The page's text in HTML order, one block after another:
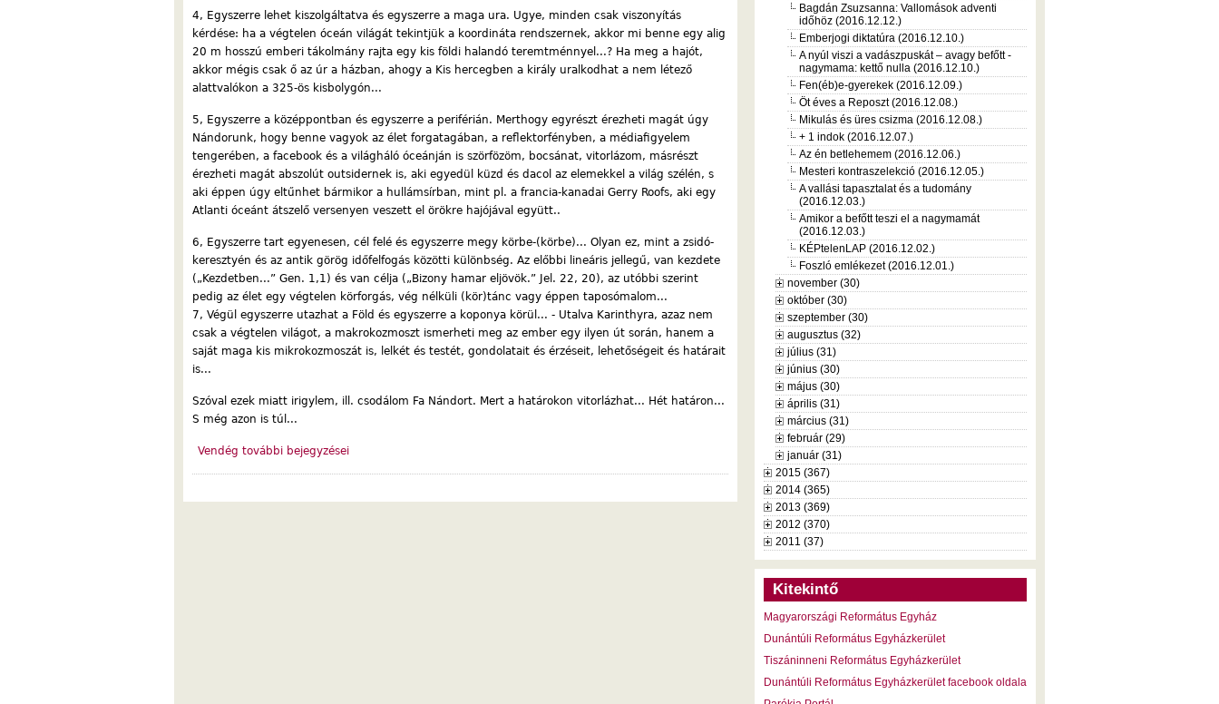
4, Egyszerre lehet kiszolgáltatva és egyszerre a maga ura. Ugye, minden csak viszonyítás
kérdése: ha a végtelen óceán világát tekintjük a koordináta rendszernek, akkor mi benne egy alig
20 m hosszú emberi tákolmány rajta egy kis földi halandó teremtménnyel...? Ha meg a hajót,
akkor mégis csak ő az úr a házban, ahogy a Kis hercegben a király uralkodhat a nem létező
alattvalókon a 325-ös kisbolygón...
5, Egyszerre a középpontban és egyszerre a periférián. Merthogy egyrészt érezheti magát úgy
Nándorunk, hogy benne vagyok az élet forgatagában, a reflektorfényben, a médiafigyelem
tengerében, a facebook és a világháló óceánján is szörfözöm, bocsánat, vitorlázom, másrészt
érezheti magát abszolút outsidernek is, aki egyedül küzd és dacol az elemekkel a világ szélén, s
aki éppen úgy eltűnhet bármikor a hullámsírban, mint pl. a francia-kanadai Gerry Roofs, aki egy
Atlanti óceánt átszelő versenyen veszett el örökre hajójával együtt..
6, Egyszerre tart egyenesen, cél felé és egyszerre megy körbe-(körbe)... Olyan ez, mint a zsidó-
keresztyén és az antik görög időfelfogás közötti különbség. Az előbbi lineáris jellegű, van kezdete
(„Kezdetben...” Gen. 1,1) és van célja („Bizony hamar eljövök.” Jel. 22, 20), az utóbbi szerint
pedig az élet egy végtelen körforgás, vég nélküli (kör)tánc vagy éppen taposómalom...
7, Végül egyszerre utazhat a Föld és egyszerre a koponya körül... - Utalva Karinthyra, azaz nem
csak a végtelen világot, a makrokozmoszt ismerheti meg az ember egy ilyen út során, hanem a
saját maga kis mikrokozmoszát is, lelkét és testét, gondolatait és érzéseit, lehetőségeit és határait
is...
Szóval ezek miatt irigylem, ill. csodálom Fa Nándort. Mert a határokon vitorlázhat... Hét határon...
S még azon is túl...
Vendég további bejegyzései
Bagdán Zsuzsanna: Vallomások adventi
időhöz (2016.12.12.)
Emberjogi diktatúra (2016.12.10.)
A nyúl viszi a vadászpuskát – avagy befőtt -
nagymama: kettő nulla (2016.12.10.)
Fen(éb)e-gyerekek (2016.12.09.)
Öt éves a Reposzt (2016.12.08.)
Mikulás és üres csizma (2016.12.08.)
+ 1 indok (2016.12.07.)
Az én betlehemem (2016.12.06.)
Mesteri kontraszelekció (2016.12.05.)
A vallási tapasztalat és a tudomány
(2016.12.03.)
Amikor a befőtt teszi el a nagymamát
(2016.12.03.)
KÉPtelenLAP (2016.12.02.)
Foszló emlékezet (2016.12.01.)
november (30)
október (30)
szeptember (30)
augusztus (32)
július (31)
június (30)
május (30)
április (31)
március (31)
február (29)
január (31)
2015 (367)
2014 (365)
2013 (369)
2012 (370)
2011 (37)
Kitekintő
Magyarországi Református Egyház
Dunántúli Református Egyházkerület
Tiszáninneni Református Egyházkerület
Dunántúli Református Egyházkerület facebook oldala